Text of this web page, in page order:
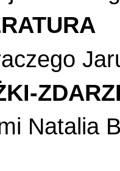
Natalia